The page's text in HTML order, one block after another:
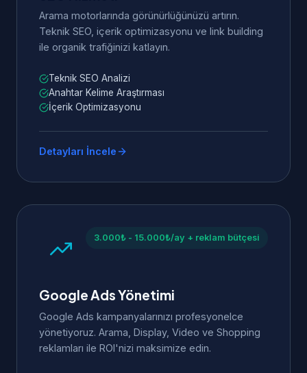
Arama motorlarında görünürlüğünüzü artırın.
Teknik SEO, içerik optimizasyonu ve link building
ile organik trafiğinizi katlayın.
Teknik SEO Analizi
Anahtar Kelime Araştırması
İçerik Optimizasyonu
Detayları İncele
3.000₺ - 15.000₺/ay + reklam bütçesi
Google Ads Yönetimi
Google Ads kampanyalarınızı profesyonelce
yönetiyoruz. Arama, Display, Video ve Shopping
reklamları ile ROI'nizi maksimize edin.